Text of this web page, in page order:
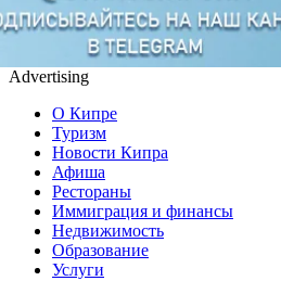
Advertising
О Кипре
Туризм
Новости Кипра
Афиша
Рестораны
Иммиграция и финансы
Недвижимость
Образование
Услуги